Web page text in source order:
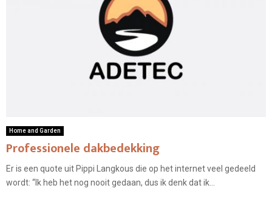
Home and Garden
Professionele dakbedekking
Er is een quote uit Pippi Langkous die op het internet veel gedeeld
wordt: “Ik heb het nog nooit gedaan, dus ik denk dat ik...